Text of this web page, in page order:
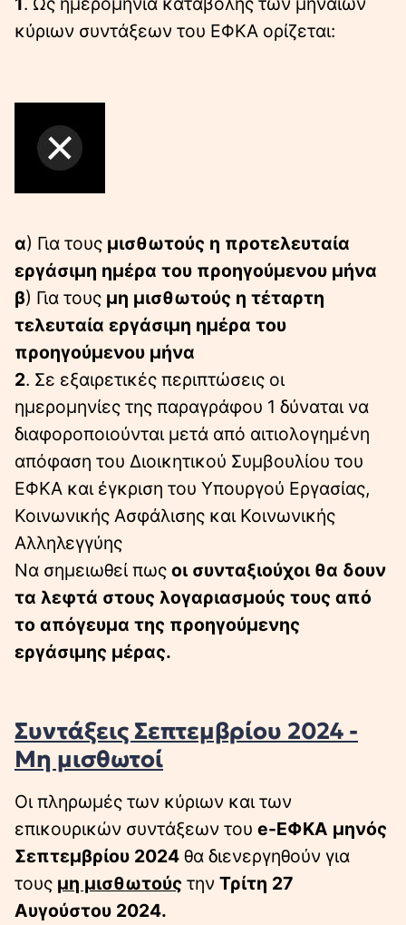
κύριων συντάξεων του ΕΦΚΑ ορίζεται:
α) Για τους μισθωτούς η προτελευταία
εργάσιμη ημέρα του προηγούμενου μήνα
β) Για τους μη μισθωτούς η τέταρτη
τελευταία εργάσιμη ημέρα του
προηγούμενου μήνα
2. Σε εξαιρετικές περιπτώσεις οι
ημερομηνίες της παραγράφου 1 δύναται να
διαφοροποιούνται μετά από αιτιολογημένη
απόφαση του Διοικητικού Συμβουλίου του
ΕΦΚΑ και έγκριση του Υπουργού Εργασίας,
Κοινωνικής Ασφάλισης και Κοινωνικής
Αλληλεγγύης
Να σημειωθεί πως οι συνταξιούχοι θα δουν
τα λεφτά στους λογαριασμούς τους από
το απόγευμα της προηγούμενης
εργάσιμης μέρας.
Συντάξεις Σεπτεμβρίου 2024 -
Μη μισθωτοί
Οι πληρωμές των κύριων και των
επικουρικών συντάξεων του e-ΕΦΚΑ μηνός
Σεπτεμβρίου 2024 θα διενεργηθούν για
τους μη μισθωτούς την Τρίτη 27
Αυγούστου 2024.